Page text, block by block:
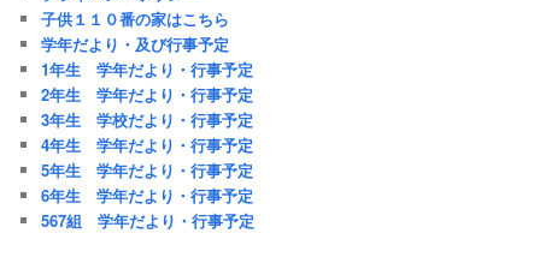
子供１１０番の家はこちら
学年だより・及び行事予定
1年生 学年だより・行事予定
2年生 学年だより・行事予定
3年生 学校だより・行事予定
4年生 学年だより・行事予定
5年生 学年だより・行事予定
6年生 学年だより・行事予定
567組 学年だより・行事予定